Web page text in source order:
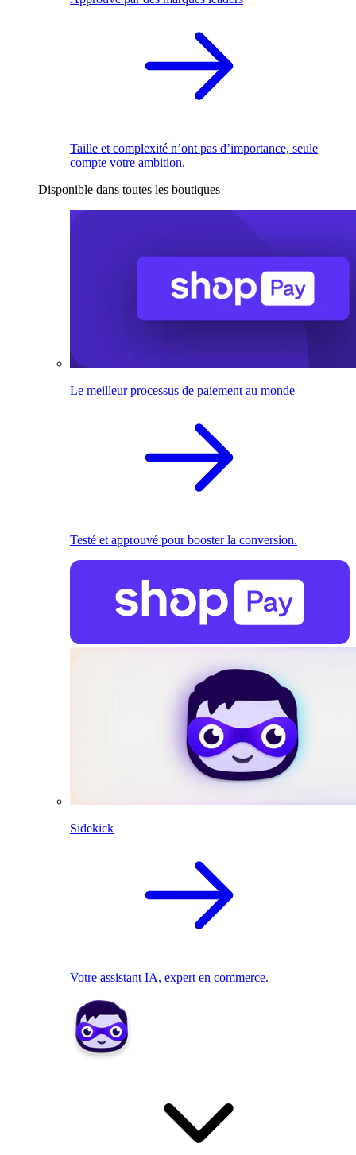
Taille et complexité n’ont pas d’importance, seule
compte votre ambition.
Disponible dans toutes les boutiques
Le meilleur processus de paiement au monde
Testé et approuvé pour booster la conversion.
Sidekick
Votre assistant IA, expert en commerce.